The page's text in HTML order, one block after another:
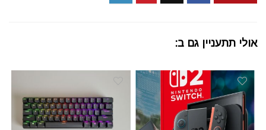
אולי תתעניין גם ב: